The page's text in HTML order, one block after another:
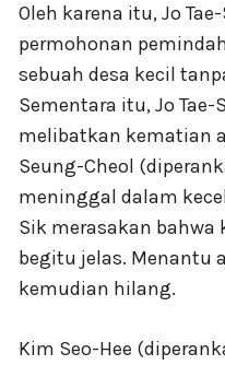
Oleh karena itu, Jo
permohonan
sebuah desa kecil
Sementara itu, Jo
melibatkan kematian
Seung-Cheol
meninggal dalam
Sik merasakan
begitu jelas. Menantu
kemudian hilang.
Kim Seo-Hee